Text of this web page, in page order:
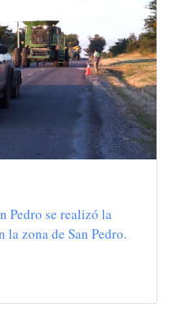
Pedro se realizó la
la zona de San Pedro.